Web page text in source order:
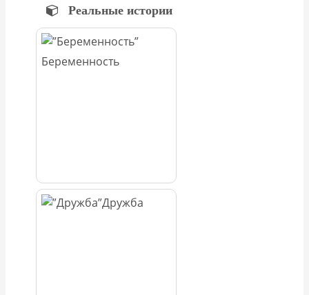
Реальные истории
Беременность
Дружба